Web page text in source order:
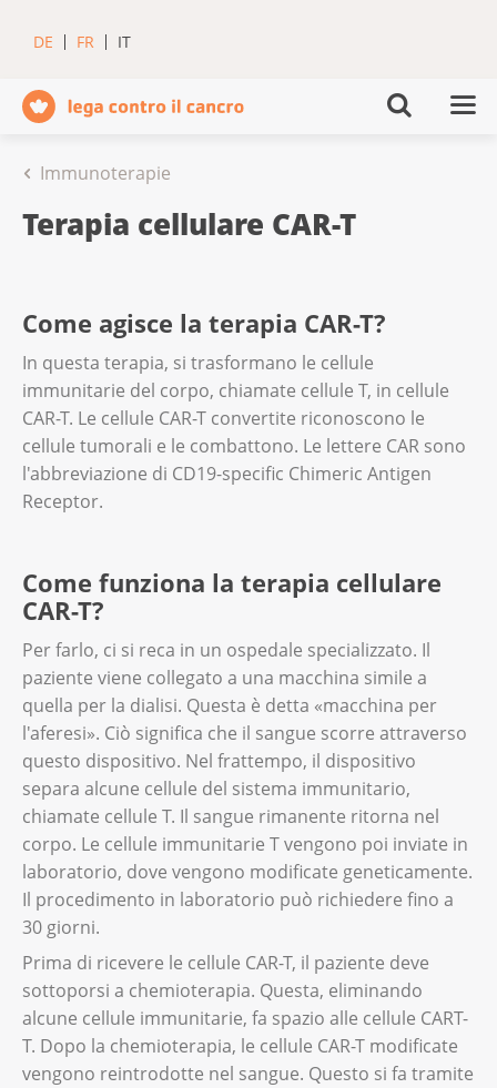
DE FR IT
Immunoterapie
Terapia cellulare CAR-T
Come agisce la terapia CAR-T?
In questa terapia, si trasformano le cellule
immunitarie del corpo, chiamate cellule T, in cellule
CAR-T. Le cellule CAR-T convertite riconoscono le
cellule tumorali e le combattono. Le lettere CAR sono
l'abbreviazione di CD19-specific Chimeric Antigen
Receptor.
Come funziona la terapia cellulare
CAR-T?
Per farlo, ci si reca in un ospedale specializzato. Il
paziente viene collegato a una macchina simile a
quella per la dialisi. Questa è detta «macchina per
l'aferesi». Ciò significa che il sangue scorre attraverso
questo dispositivo. Nel frattempo, il dispositivo
separa alcune cellule del sistema immunitario,
chiamate cellule T. Il sangue rimanente ritorna nel
corpo. Le cellule immunitarie T vengono poi inviate in
laboratorio, dove vengono modificate geneticamente.
Il procedimento in laboratorio può richiedere fino a
30 giorni.
Prima di ricevere le cellule CAR-T, il paziente deve
sottoporsi a chemioterapia. Questa, eliminando
alcune cellule immunitarie, fa spazio alle cellule CART-
T. Dopo la chemioterapia, le cellule CAR-T modificate
vengono reintrodotte nel sangue. Questo si fa tramite